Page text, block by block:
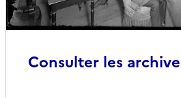
Consulter les